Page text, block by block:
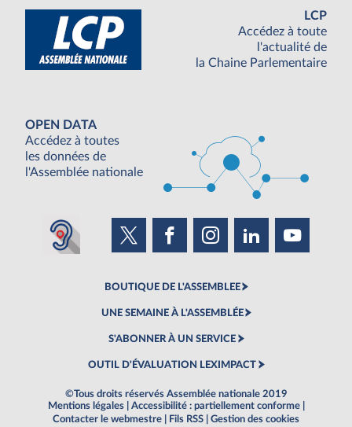
LCP
Accédez à toute
l'actualité de
la Chaine Parlementaire
OPEN DATA
Accédez à toutes
les données de
l'Assemblée nationale
BOUTIQUE DE L'ASSEMBLEE
UNE SEMAINE À L'ASSEMBLÉE
S'ABONNER À UN SERVICE
OUTIL D'ÉVALUATION LEXIMPACT
©Tous droits réservés Assemblée nationale 2019
Mentions légales
Accessibilité : partiellement conforme
Contacter le webmestre
Fils RSS Gestion des cookies